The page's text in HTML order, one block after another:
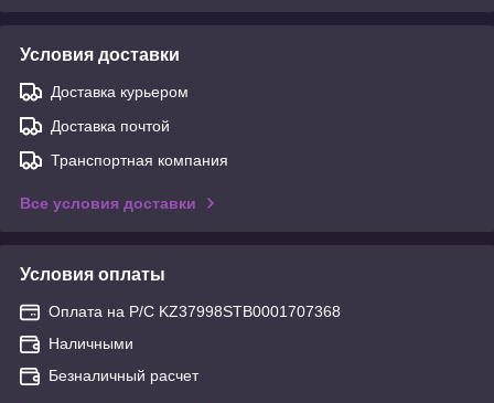
Условия доставки
Доставка курьером
Доставка почтой
Транспортная компания
Все условия доставки
Условия оплаты
Оплата на Р/С KZ37998STB0001707368
Наличными
Безналичный расчет